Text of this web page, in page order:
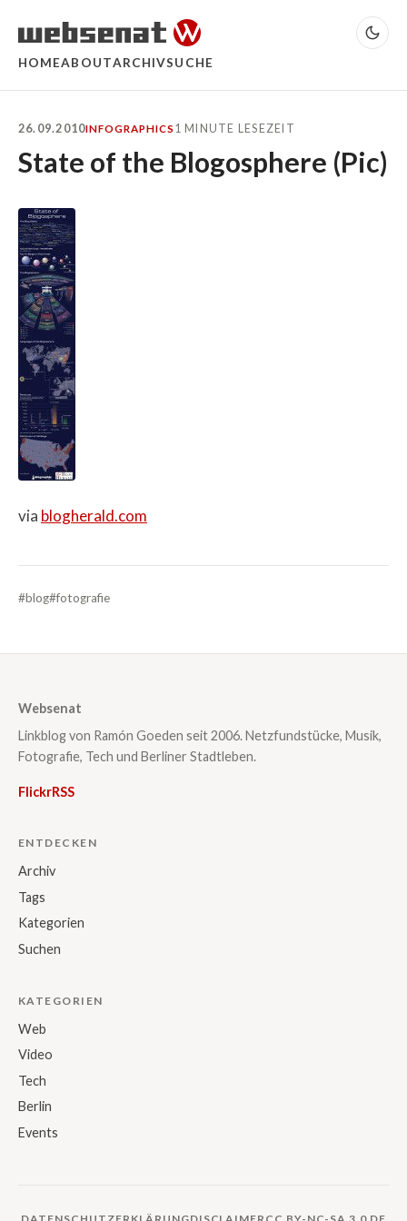
HOMEABOUTARCHIVSUCHE
26.09.2010INFOGRAPHICS 1 MINUTE LESEZEIT
State of the Blogosphere (Pic)
via blogherald.com
#blog#fotografie
Websenat
Linkblog von Ramón Goeden seit 2006. Netzfundstücke, Musik,
Fotografie, Tech und Berliner Stadtleben.
FlickrRSS
ENTDECKEN
Archiv
Tags
Kategorien
Suchen
KATEGORIEN
Web
Video
Tech
Berlin
Events
DATENSCHUTZERKLÄRUNGDISCLAIMER CC BY-NC-SA 3.0 DE